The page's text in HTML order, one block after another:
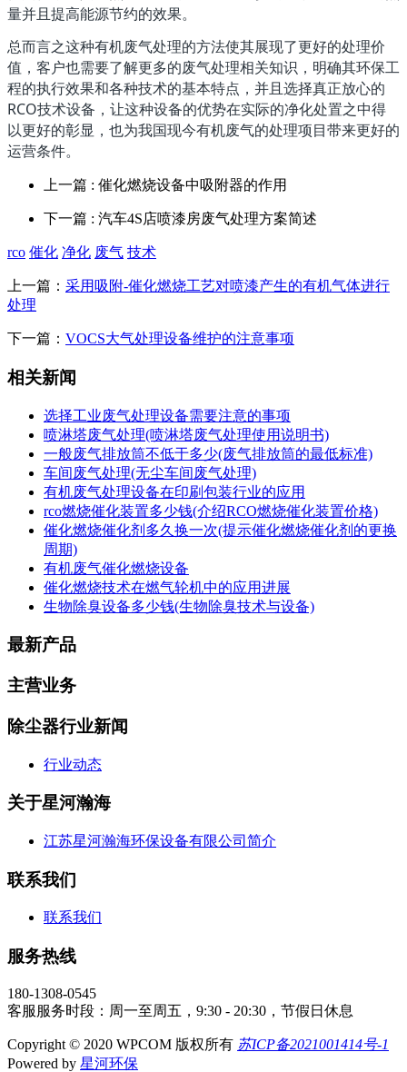
量并且提高能源节约的效果。
总而言之这种有机废气处理的方法使其展现了更好的处理价
值，客户也需要了解更多的废气处理相关知识，明确其环保工
程的执行效果和各种技术的基本特点，并且选择真正放心的
RCO技术设备，让这种设备的优势在实际的净化处置之中得
以更好的彰显，也为我国现今有机废气的处理项目带来更好的
运营条件。
上一篇 : 催化燃烧设备中吸附器的作用
下一篇 : 汽车4S店喷漆房废气处理方案简述
rco 催化 净化 废气 技术
上一篇： 采用吸附-催化燃烧工艺对喷漆产生的有机气体进行
处理
下一篇： VOCS大气处理设备维护的注意事项
相关新闻
选择工业废气处理设备需要注意的事项
喷淋塔废气处理(喷淋塔废气处理使用说明书)
一般废气排放筒不低于多少(废气排放筒的最低标准)
车间废气处理(无尘车间废气处理)
有机废气处理设备在印刷包装行业的应用
rco燃烧催化装置多少钱(介绍RCO燃烧催化装置价格)
催化燃烧催化剂多久换一次(提示催化燃烧催化剂的更换
周期)
有机废气催化燃烧设备
催化燃烧技术在燃气轮机中的应用进展
生物除臭设备多少钱(生物除臭技术与设备)
最新产品
主营业务
除尘器行业新闻
行业动态
关于星河瀚海
江苏星河瀚海环保设备有限公司简介
联系我们
联系我们
服务热线
180-1308-0545
客服服务时段：周一至周五，9:30 - 20:30，节假日休息
Copyright © 2020 WPCOM 版权所有 苏ICP备2021001414号-1
Powered by 星河环保